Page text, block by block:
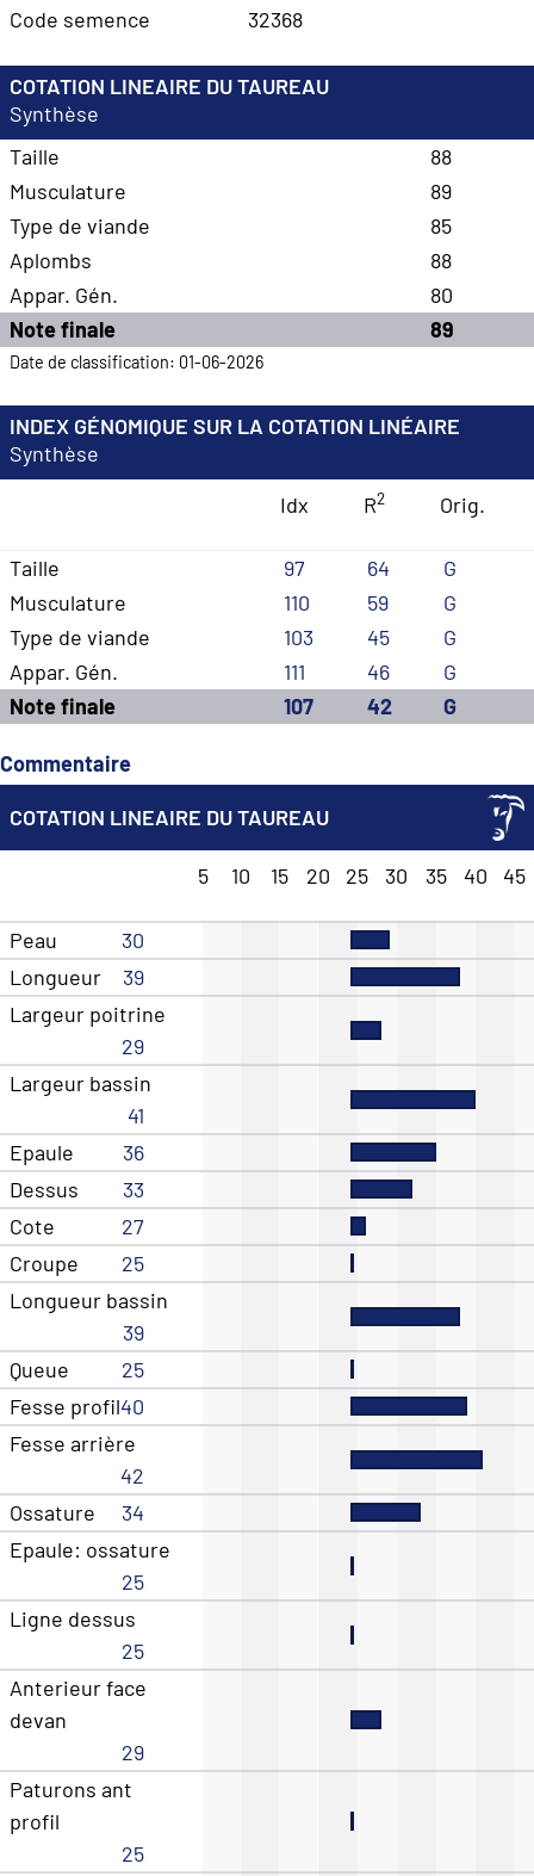
Code semence
32368
COTATION LINEAIRE DU TAUREAU
Synthèse
Taille
88
Musculature
89
Type de viande
85
Aplombs
88
Appar. Gén.
80
Note finale
89
Date de classification: 01-06-2026
INDEX GÉNOMIQUE SUR LA COTATION LINÉAIRE
Synthèse
Idx
R2 Orig.
Taille 97 64
G
Musculature
110 59
G
Type de viande
103 45
G
Appar. Gén.
111 46
G
Note finale
107 42 G
Commentaire
COTATION LINEAIRE DU TAUREAU
5 10 15 20 25 30 35 40 45
Peau
30
Longueur
39
Largeur poitrine
29
Largeur bassin
41
Epaule
36
Dessus
33
Cote
27
Croupe
25
Longueur bassin
39
Queue
25
Fesse profil40
Fesse arrière
42
Ossature
34
Epaule: ossature
25
Ligne dessus
25
Anterieur face
devan
29
Paturons ant
profil
25